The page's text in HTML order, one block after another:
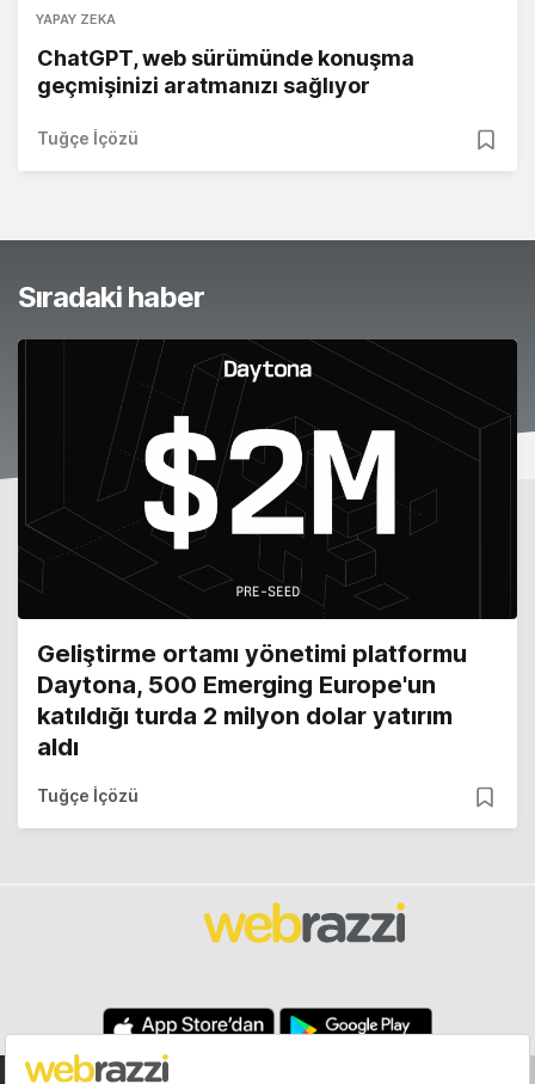
YAPAY ZEKA
ChatGPT, web sürümünde konuşma
geçmişinizi aratmanızı sağlıyor
Tuğçe İçözü
Sıradaki haber
Geliştirme ortamı yönetimi platformu
Daytona, 500 Emerging Europe'un
katıldığı turda 2 milyon dolar yatırım
aldı
Tuğçe İçözü